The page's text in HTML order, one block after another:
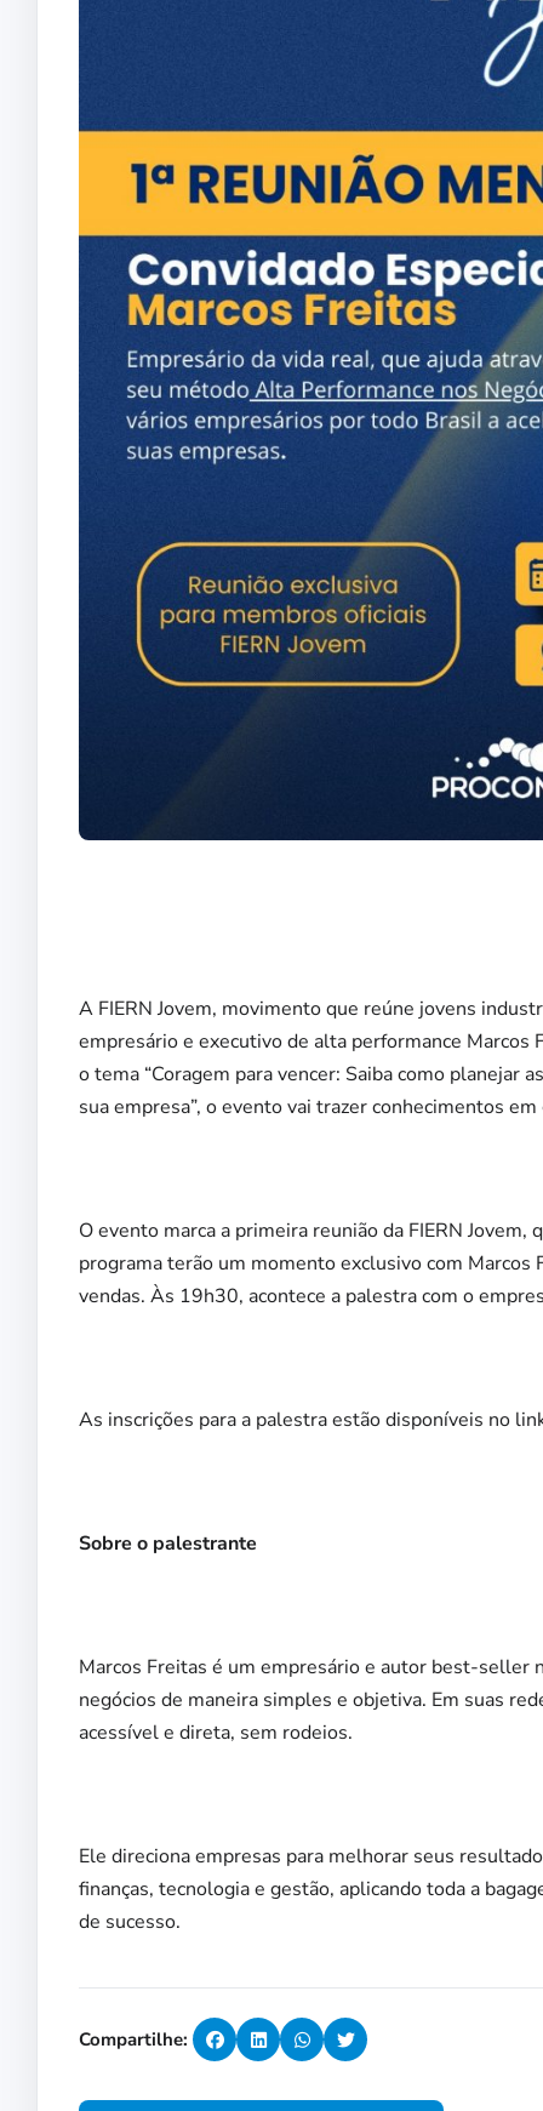
A FIERN Jovem, movimento que reúne jovens
empresário e executivo de alta performance Marcos
o tema “Coragem para vencer: Saiba como planejar
sua empresa”, o evento vai trazer conhecimentos
O evento marca a primeira reunião da FIERN
programa terão um momento exclusivo com
vendas. Às 19h30, acontece a palestra com o
As inscrições para a palestra estão disponíveis no
Sobre o palestrante
Marcos Freitas é um empresário e autor best-seller
negócios de maneira simples e objetiva. Em suas
acessível e direta, sem rodeios.
Ele direciona empresas para melhorar seus
finanças, tecnologia e gestão, aplicando toda a
de sucesso.
Compartilhe: